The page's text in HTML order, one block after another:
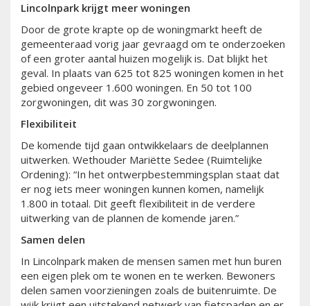
Lincolnpark krijgt meer woningen
Door de grote krapte op de woningmarkt heeft de
gemeenteraad vorig jaar gevraagd om te onderzoeken
of een groter aantal huizen mogelijk is. Dat blijkt het
geval. In plaats van 625 tot 825 woningen komen in het
gebied ongeveer 1.600 woningen. En 50 tot 100
zorgwoningen, dit was 30 zorgwoningen.
Flexibiliteit
De komende tijd gaan ontwikkelaars de deelplannen
uitwerken. Wethouder Mariëtte Sedee (Ruimtelijke
Ordening): “In het ontwerpbestemmingsplan staat dat
er nog iets meer woningen kunnen komen, namelijk
1.800 in totaal. Dit geeft flexibiliteit in de verdere
uitwerking van de plannen de komende jaren.”
Samen delen
In Lincolnpark maken de mensen samen met hun buren
een eigen plek om te wonen en te werken. Bewoners
delen samen voorzieningen zoals de buitenruimte. De